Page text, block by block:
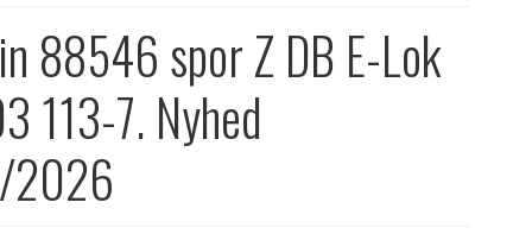
88546 spor Z DB E-Lok
113-7. Nyhed